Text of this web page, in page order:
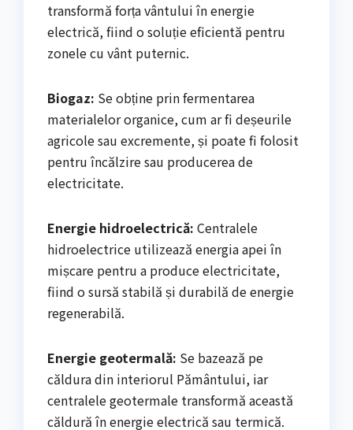
transformă forța vântului în energie
electrică, fiind o soluție eficientă pentru
zonele cu vânt puternic.
Biogaz: Se obține prin fermentarea
materialelor organice, cum ar fi deșeurile
agricole sau excremente, și poate fi folosit
pentru încălzire sau producerea de
electricitate.
Energie hidroelectrică: Centralele
hidroelectrice utilizează energia apei în
mișcare pentru a produce electricitate,
fiind o sursă stabilă și durabilă de energie
regenerabilă.
Energie geotermală: Se bazează pe
căldura din interiorul Pământului, iar
centralele geotermale transformă această
căldură în energie electrică sau termică.